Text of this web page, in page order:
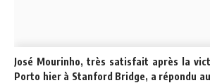
José Mourinho, très satisfait après la
Porto hier à Stanford Bridge, a répondu